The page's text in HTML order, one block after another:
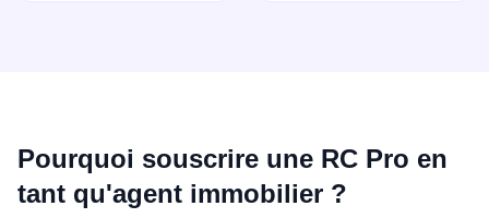
Pourquoi souscrire une RC Pro en
tant qu'agent immobilier ?